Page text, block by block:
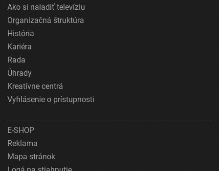
Ako si naladiť televíziu
Organizačná štruktúra
História
Kariéra
Rada
Úhrady
Kreatívne centrá
Vyhlásenie o prístupnosti
E-SHOP
Reklama
Mapa stránok